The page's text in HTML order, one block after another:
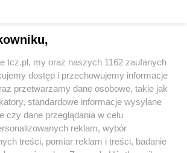
POLITYKA PRYWATNOŚCI HOSTING
tcz.pl, my oraz naszych 1162 zaufanych
dostęp i przechowujemy informacje
przetwarzamy dane osobowe, takie jak
standardowe informacje wysyłane
czy dane przeglądania w celu
reklam, wybór
treści, pomiar reklam i treści, badanie